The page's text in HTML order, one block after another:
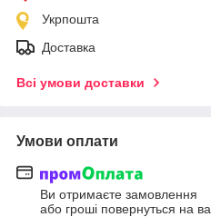
Укрпошта
Доставка
Всі умови доставки
Умови оплати
Ви отримаєте замовлення
або гроші повернуться на